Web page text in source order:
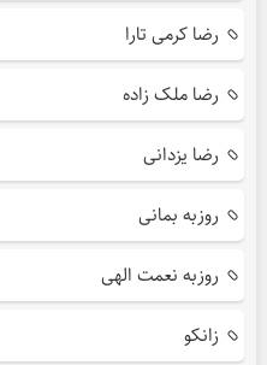
رضا کرمی تارا
رضا ملک زاده
رضا یزدانی
روزبه بمانی
روزبه نعمت الهی
زانکو